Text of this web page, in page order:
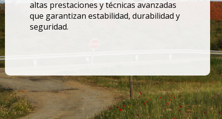
altas prestaciones y técnicas avanzadas
que garantizan estabilidad, durabilidad y
seguridad.